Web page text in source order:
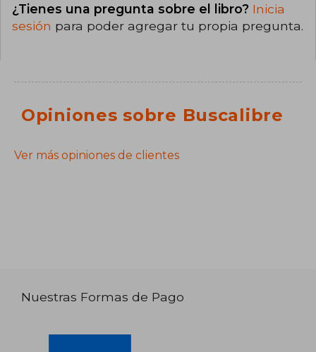
¿Tienes una pregunta sobre el libro? Inicia
sesión para poder agregar tu propia pregunta.
Opiniones sobre Buscalibre
Ver más opiniones de clientes
Nuestras Formas de Pago